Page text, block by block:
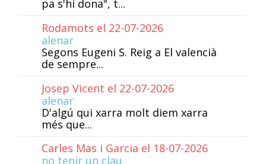
pa s'hi dona", t...
Rodamots el 22-07-2026
alenar
Segons Eugeni S. Reig a El valencià
de sempre...
Josep Vicent el 22-07-2026
alenar
D'algú qui xarra molt diem xarra
més que...
Carles Mas i Garcia el 18-07-2026
no tenir un clau